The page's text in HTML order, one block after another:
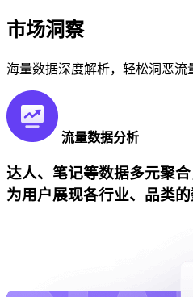
市场洞察
海量数据深度解析，轻松洞恶流
流量数据分析
达人、笔记等数据多元聚
为用户展现各行业、品类的